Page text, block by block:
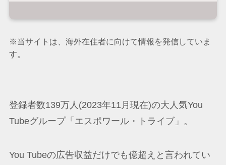
※当サイトは、海外在住者に向けて情報を発信していま
す。
登録者数139万人(2023年11月現在)の大人気You
Tubeグループ「エスポワール・トライブ」。
You Tubeの広告収益だけでも億超えと言われてい